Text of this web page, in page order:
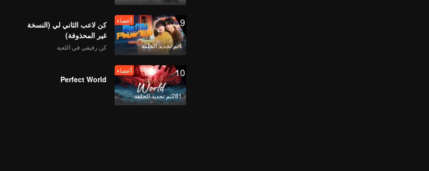
9
4تم تجديد الحلقة
أعضاء
كن لاعب الثاني لي (النسخة
غير المحذوفة)
كن رفيقي في اللعبة
10
281تم تجديد الحلقة
أعضاء
Perfect World